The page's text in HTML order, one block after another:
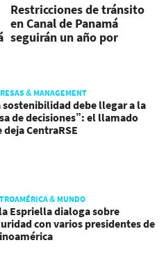
Restricciones de tránsito
en Canal de Panamá
seguirán un año por
& MANAGEMENT
sostenibilidad debe llegar a la
de decisiones”: el llamado
deja CentraRSE
& MUNDO
Espriella dialoga sobre
con varios presidentes de